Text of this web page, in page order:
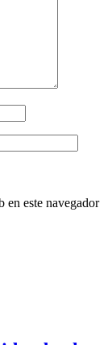
en este navegador